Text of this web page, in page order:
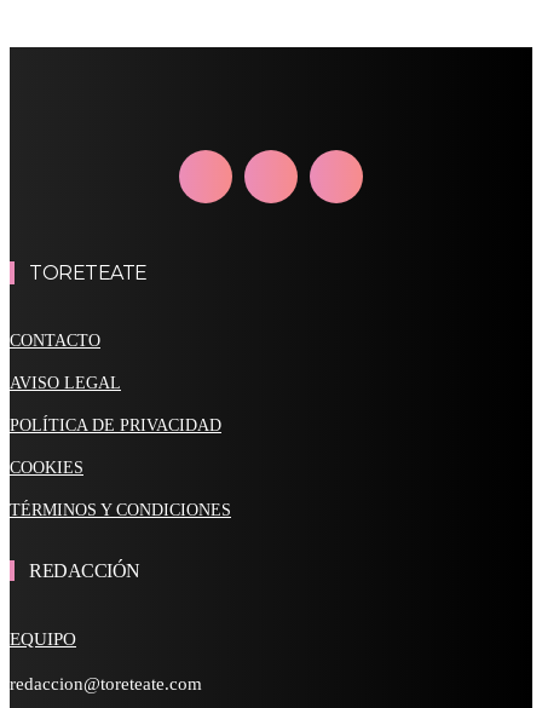
TORETEATE
CONTACTO
AVISO LEGAL
POLÍTICA DE PRIVACIDAD
COOKIES
TÉRMINOS Y CONDICIONES
REDACCIÓN
EQUIPO
redaccion@toreteate.com